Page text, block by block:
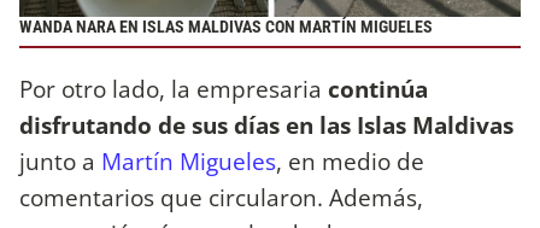
WANDA NARA EN ISLAS MALDIVAS CON MARTÍN MIGUELES
Por otro lado, la empresaria continúa
disfrutando de sus días en las Islas Maldivas
junto a Martín Migueles, en medio de
comentarios que circularon. Además,